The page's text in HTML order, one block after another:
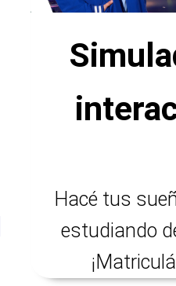
Hacé tus
estudiando